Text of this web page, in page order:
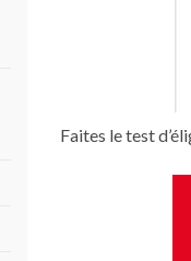
Faites le test